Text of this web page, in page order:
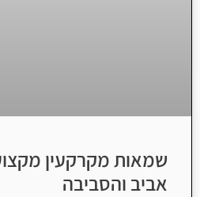
שמאות מקרקעין
אביב והסביבה